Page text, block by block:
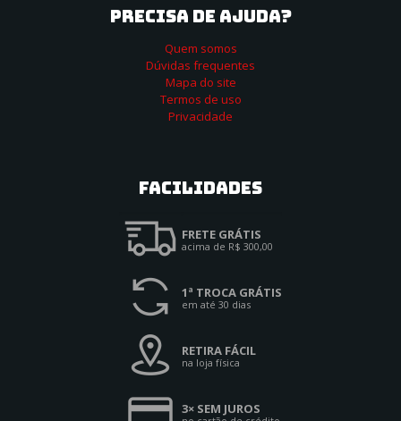
PRECISA DE AJUDA?
Quem somos
Dúvidas frequentes
Mapa do site
Termos de uso
Privacidade
Facilidades
FRETE GRÁTIS
acima de R$ 300,00
1ª TROCA GRÁTIS
em até 30 dias
RETIRA FÁCIL
na loja física
3× SEM JUROS